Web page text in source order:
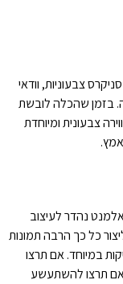
צבעוניות, וודאי
בזמן שהכלה לובשת
צבעונית ומיוחדת
נהדר לעיצוב
כל כך הרבה תמונות
במיוחד. אם תרצו
ואם תרצו להשתעשע